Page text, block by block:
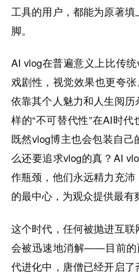
工具的用户，都能为原著填
脚。
AI vlog在普遍意义上比传
戏剧性，视觉效果也更夸
依靠其个人魅力和人生阅历
样的“不可替代性”在AI时
既然vlog博主也会包装自己
么还要追求vlog的真？AI
作瓶颈，他们永远精力充沛
的最中心，为观众提供最有
这个时代，任何被抛进互
会被迅速地消解——目前的
代进化中，唐僧已经开启了